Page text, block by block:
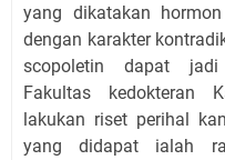
yang dikatakan
dengan karakter
scopoletin dapat jadi
Fakultas kedokteran
lakukan riset perihal
yang didapat ialah